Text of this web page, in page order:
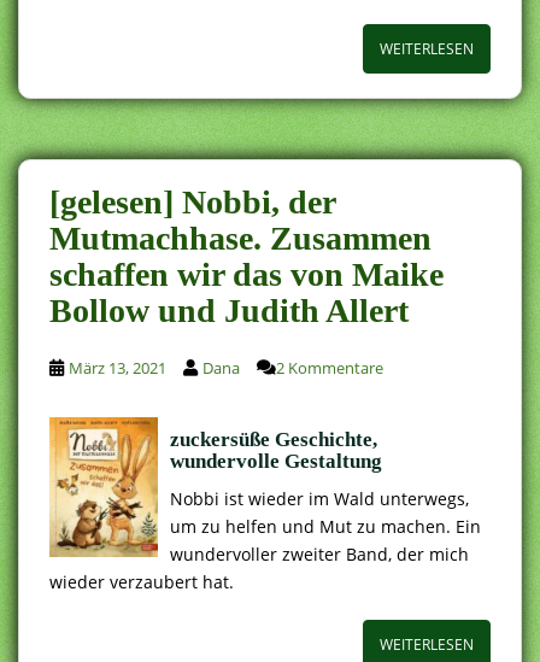
WEITERLESEN
[gelesen] Nobbi, der
Mutmachhase. Zusammen
schaffen wir das von Maike
Bollow und Judith Allert
März 13, 2021 Dana 2 Kommentare
zuckersüße Geschichte,
wundervolle Gestaltung
Nobbi ist wieder im Wald unterwegs,
um zu helfen und Mut zu machen. Ein
wundervoller zweiter Band, der mich
wieder verzaubert hat.
WEITERLESEN